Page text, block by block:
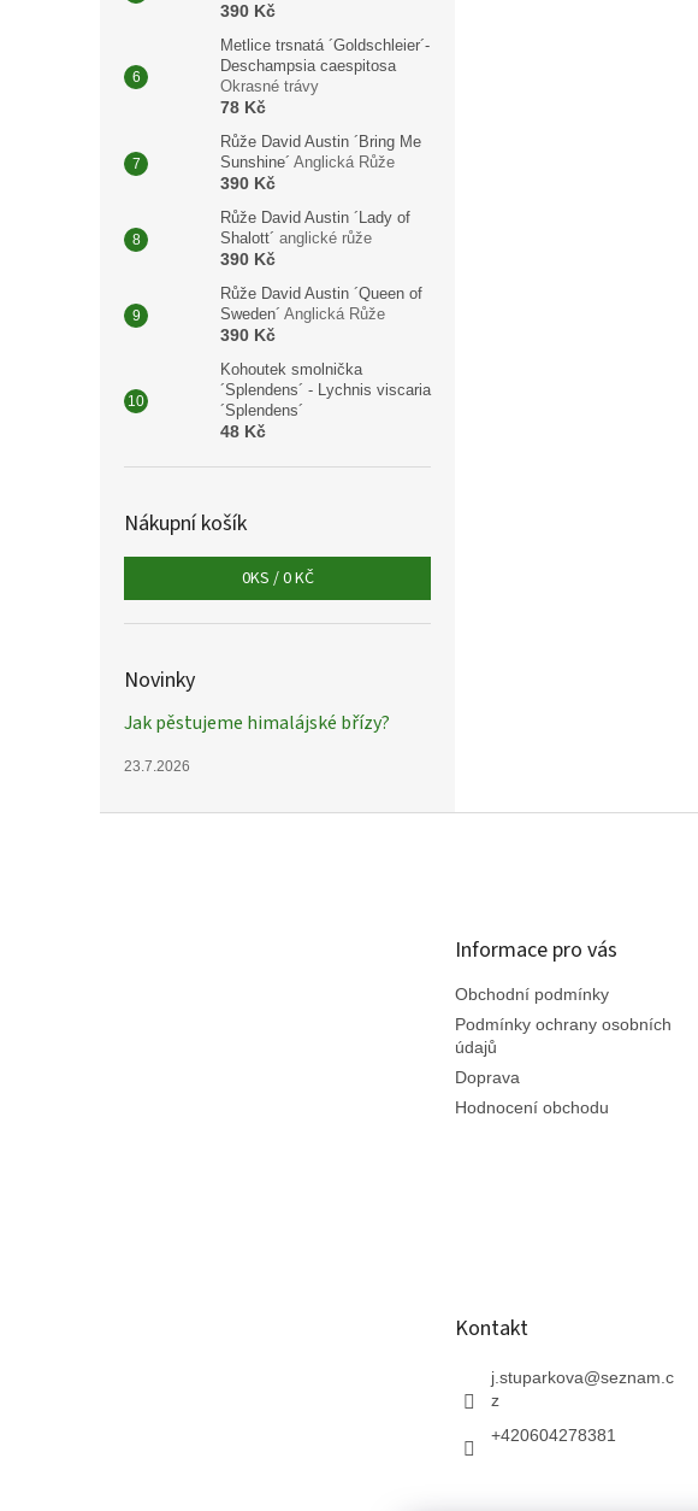
390 Kč
Metlice trsnatá ´Goldschleier´-
Deschampsia caespitosa
Okrasné trávy
78 Kč
Růže David Austin ´Bring Me
Sunshine´ Anglická Růže
390 Kč
Růže David Austin ´Lady of
Shalott´ anglické růže
390 Kč
Růže David Austin ´Queen of
Sweden´ Anglická Růže
390 Kč
Kohoutek smolnička
´Splendens´ - Lychnis viscaria
´Splendens´
48 Kč
Nákupní košík
0KS /0 KČ
Novinky
Jak pěstujeme himalájské břízy?
23.7.2026
Informace pro vás
Obchodní podmínky
Podmínky ochrany osobních
údajů
Doprava
Hodnocení obchodu
Kontakt
j.stuparkova@seznam.c
z
+420604278381